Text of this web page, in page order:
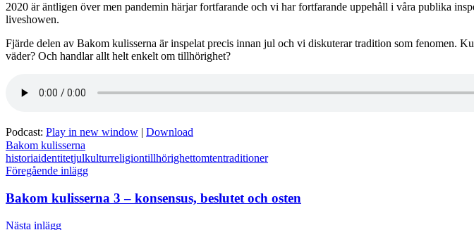
2020 är äntligen över men pandemin härjar fortfarande och vi har fortfarande uppehåll i våra publika
liveshowen.
Fjärde delen av Bakom kulisserna är inspelat precis innan jul och vi diskuterar tradition som fenomen.
väder? Och handlar allt helt enkelt om tillhörighet?
Podcast: Play in new window | Download
Bakom kulisserna
historiaidentitetjulkulturreligiontillhörighettomtentraditioner
Inläggsnavigering
Föregående inlägg
Bakom kulisserna 3 – konsensus, beslutet och osten
Nästa inlägg